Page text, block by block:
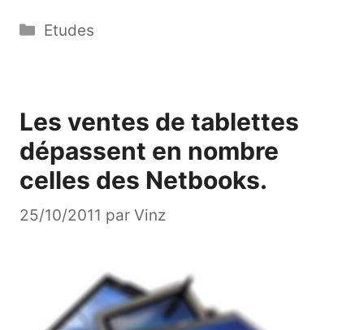
Catégories
Etudes
Les ventes de tablettes
dépassent en nombre
celles des Netbooks.
25/10/2011 par Vinz